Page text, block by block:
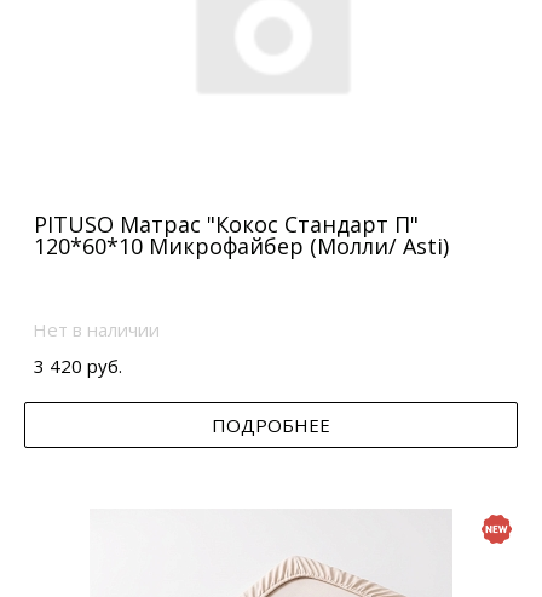
PITUSO Матрас "Кокос Стандарт П"
120*60*10 Микрофайбер (Молли/ Asti)
Нет в наличии
3 420 руб.
ПОДРОБНЕЕ